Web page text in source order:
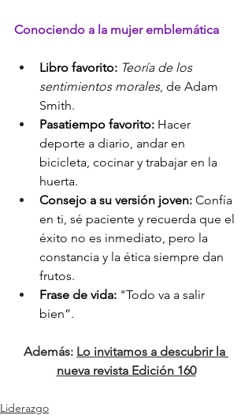
Conociendo a la mujer emblemática
Libro favorito: Teoría de los
sentimientos morales, de Adam
Smith.
Pasatiempo favorito: Hacer
deporte a diario, andar en
bicicleta, cocinar y trabajar en la
huerta.
Consejo a su versión joven: Confía
en ti, sé paciente y recuerda que el
éxito no es inmediato, pero la
constancia y la ética siempre dan
frutos.
Frase de vida: "Todo va a salir
bien”.
Además: Lo invitamos a descubrir la
nueva revista Edición 160
Liderazgo